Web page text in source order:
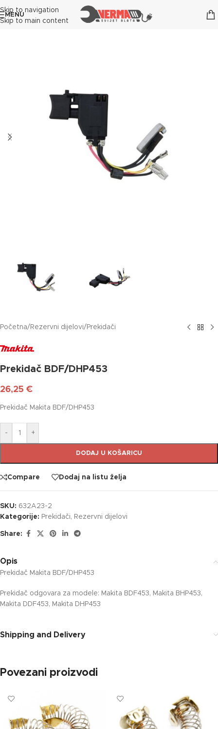
Skip to navigation
Skip to main content
MENU
Početna/ Rezervni dijelovi/ Prekidači
Prekidač BDF/DHP453
26,25 €
Prekidač Makita BDF/DHP453
- +
DODAJ U KOŠARICU
Compare Dodaj na listu želja
SKU: 632A23-2
Kategorije: Prekidači, Rezervni dijelovi
Share:
Opis
Prekidač Makita BDF/DHP453
Prekidač odgovara za modele: Makita BDF453, Makita BHP453,
Makita DDF453, Makita DHP453
Shipping and Delivery
Povezani proizvodi